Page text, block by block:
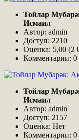
Тойлар
Исмаил
Автор: admin
Доступ: 2210
Оценка: 5,00 (2
Комментарии: 0
Тойлар
Исмаил
Автор: admin
Доступ: 2157
Оценка: Нет
Комментарии: 0